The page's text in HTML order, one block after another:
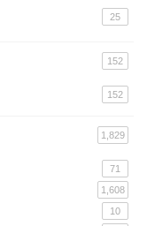
25
152
152
1,829
71
1,608
10